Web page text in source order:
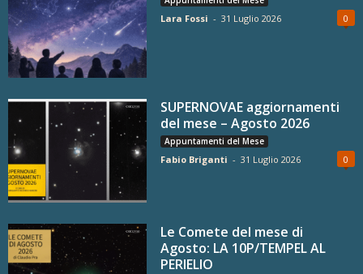
Lara Fossi - 31 Luglio 2026 0
SUPERNOVAE aggiornamenti
del mese – Agosto 2026
Appuntamenti del Mese
Fabio Briganti - 31 Luglio 2026 0
Le Comete del mese di
Agosto: LA 10P/TEMPEL AL
PERIELIO